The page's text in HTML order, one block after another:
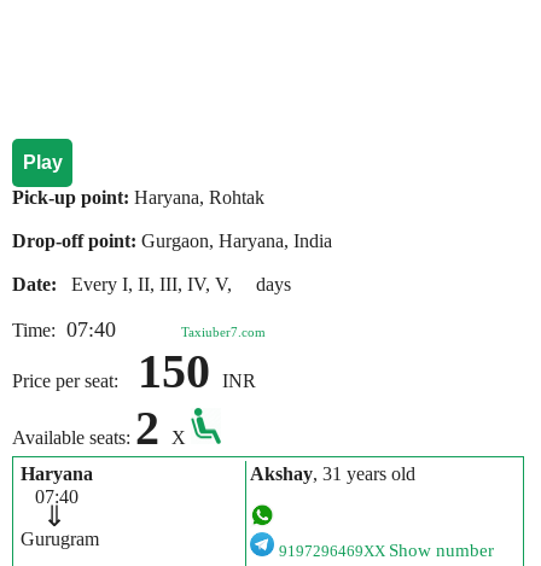
Play
Pick-up point: Haryana, Rohtak
Drop-off point: Gurgaon, Haryana, India
Date: Every I, II, III, IV, V, days
Time: 07:40 Taxiuber7.com
Price per seat: 150 INR
Available seats: 2
X
Haryana
07:40
⇓
Gurugram
Akshay, 31 years old
9197296469XX Show number